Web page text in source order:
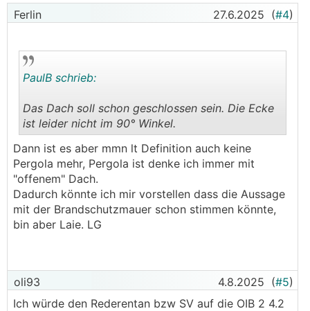
Ferlin 27.6.2025 (#4)
..
PaulB schrieb:
Das Dach soll schon geschlossen sein. Die Ecke
ist leider nicht im 90° Winkel.
Dann ist es aber mmn lt Definition auch keine
Pergola mehr, Pergola ist denke ich immer mit
"offenem" Dach.
Dadurch könnte ich mir vorstellen dass die Aussage
mit der Brandschutzmauer schon stimmen könnte,
bin aber Laie. LG
oli93 4.8.2025 (#5)
Ich würde den Rederentan bzw SV auf die OIB 2 4.2